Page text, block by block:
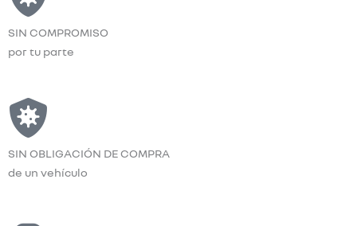
SIN COMPROMISO
por tu parte
SIN OBLIGACIÓN DE COMPRA
de un vehículo